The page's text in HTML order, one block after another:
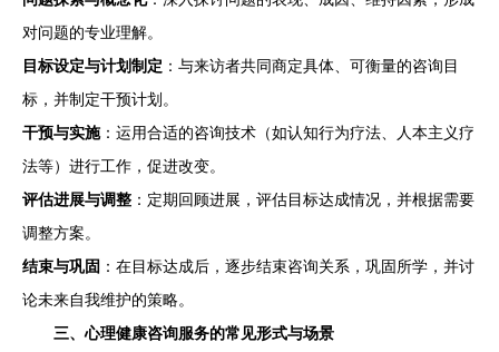
对问题的专业理解。
目标设定与计划制定 ：与来访者共同商定具体、可衡量的咨询目
标，并制定干预计划。
干预与实施：运用合适的咨询技术（如认知行为疗法、人本主义疗
法等）进行工作，促进改变。
评估进展与调整 ：定期回顾进展，评估目标达成情况，并根据需要
调整方案。
结束与巩固 ：在目标达成后，逐步结束咨询关系，巩固所学，并讨
论未来自我维护的策略。
三、心理健康咨询服务的常见形式与场景